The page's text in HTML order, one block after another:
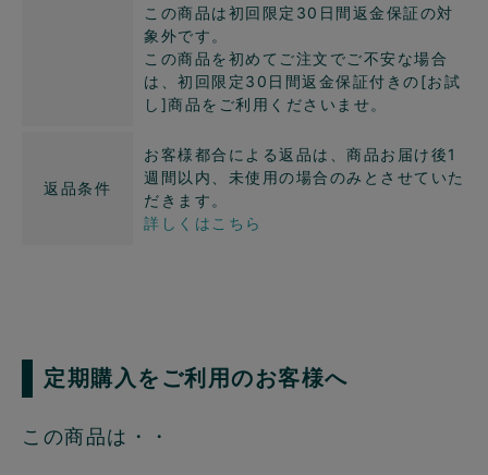
この商品は初回限定30日間返金保証の対
象外です。
この商品を初めてご注文でご不安な場合
は、初回限定30日間返金保証付きの[お試
し]商品をご利用くださいませ。
返品条件
お客様都合による返品は、商品お届け後1
週間以内、未使用の場合のみとさせていた
だきます。
詳しくはこちら
定期購入をご利用のお客様へ
この商品は・・